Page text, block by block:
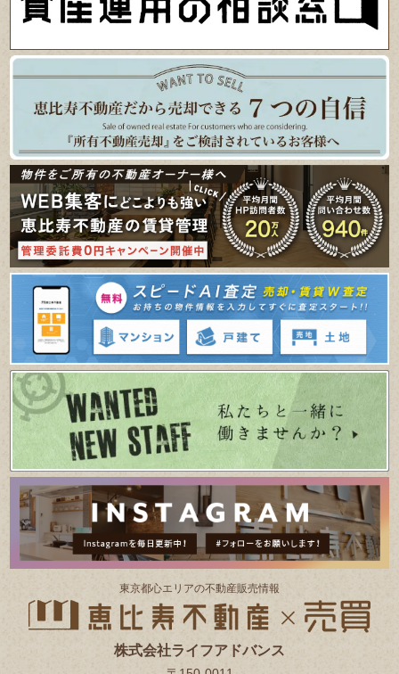
東京都⼼エリアの不動産販売情報
株式会社ライフアドバンス